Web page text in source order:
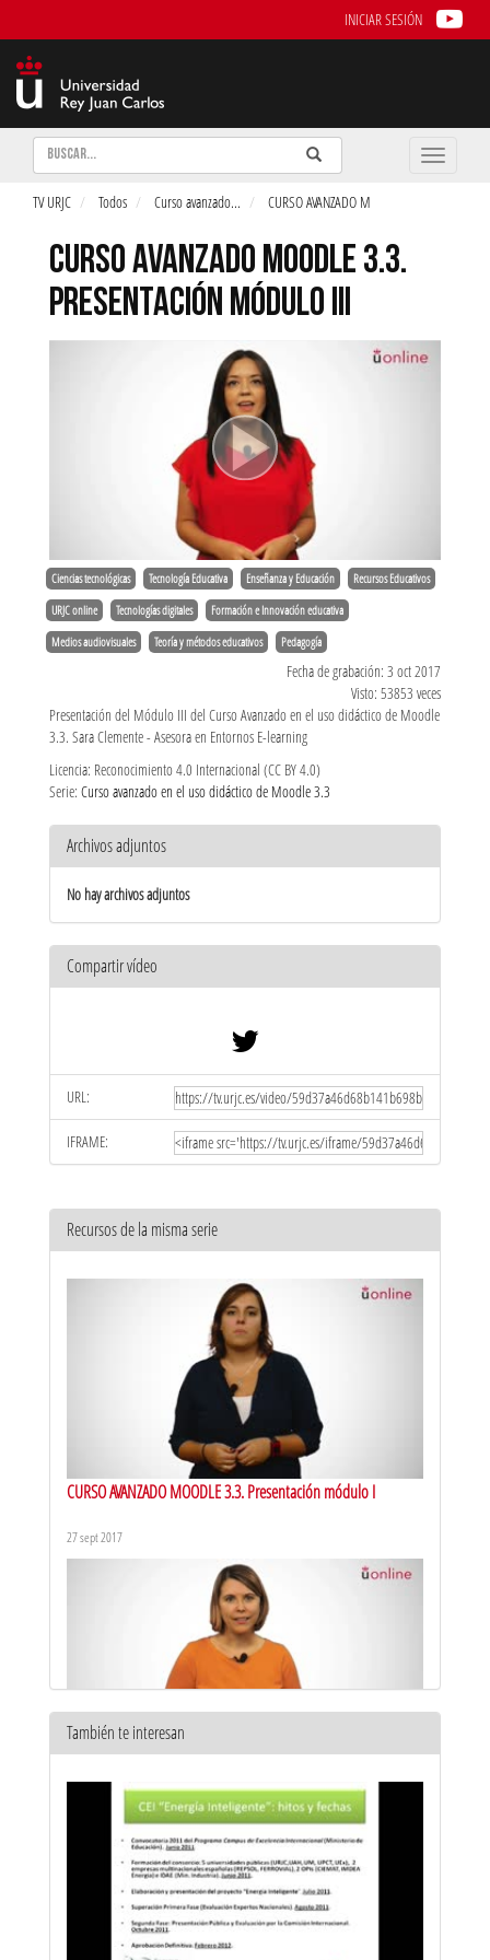
INICIAR SESIÓN
Buscar Enviar
Buscar
Toggle
TV URJC Todos Curso avanzado... CURSO AVANZADO M
CURSO AVANZADO MOODLE 3.3.
PRESENTACIÓN MÓDULO III
Ciencias tecnológicas Tecnología Educativa Enseñanza y Educación Recursos Educativos
URJC online Tecnologías digitales Formación e Innovación educativa
Medios audiovisuales Teoría y métodos educativos Pedagogía
Fecha de grabación: 3 oct 2017
Visto: 53853 veces
Presentación del Módulo III del Curso Avanzado en el uso didáctico de Moodle
3.3. Sara Clemente - Asesora en Entornos E-learning
Licencia: Reconocimiento 4.0 Internacional (CC BY 4.0)
Serie: Curso avanzado en el uso didáctico de Moodle 3.3
Archivos adjuntos
No hay archivos adjuntos
Compartir vídeo
URL:
IFRAME:
Recursos de la misma serie
CURSO AVANZADO MOODLE 3.3. Presentación módulo I
27 sept 2017
También te interesan